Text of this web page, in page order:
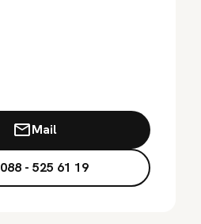
Mail
088 - 525 61 19